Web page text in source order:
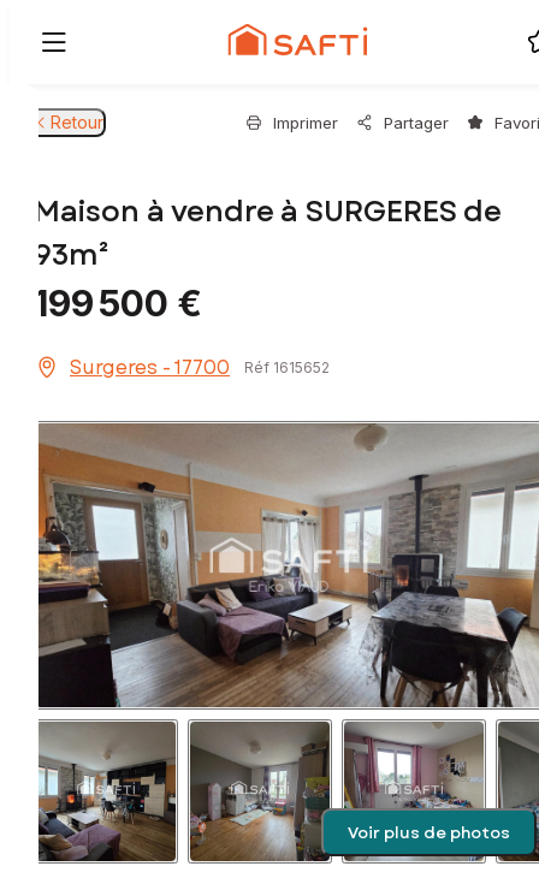
Retour Imprimer Partager
Maison à vendre à SURGERES de
93m²
199 500 €
Surgeres - 17700 Réf 1615652
Voir plus de photos